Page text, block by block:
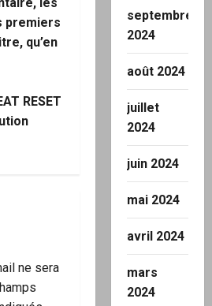
premiers
qu’en
RESET
ne sera
septembre
2024
août 2024
juillet
2024
juin 2024
mai 2024
avril 2024
mars
2024